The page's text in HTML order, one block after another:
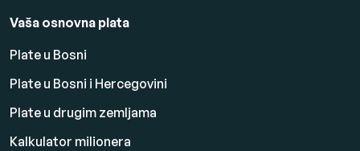
Vaša osnovna plata
Plate u Bosni
Plate u Bosni i Hercegovini
Plate u drugim zemljama
Kalkulator milionera